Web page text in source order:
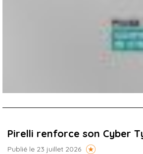
Pirelli renforce son Cyber
Publié le 23 juillet 2026